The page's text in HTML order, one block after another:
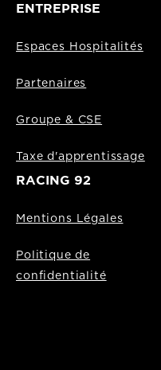
ENTREPRISE
Espaces Hospitalités
Partenaires
Groupe & CSE
Taxe d'apprentissage
RACING 92
Mentions Légales
Politique de
confidentialité